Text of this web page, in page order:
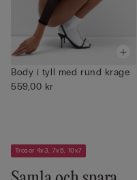
Body i tyll med rund krage
559,00 kr
Trosor 4x3, 7x5, 10x7